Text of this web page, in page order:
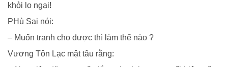
khỏi lo ngại!
PHù Sai nói:
– Muốn tranh cho được thì làm thế nào ?
Vương Tôn Lạc mật tâu rằng: